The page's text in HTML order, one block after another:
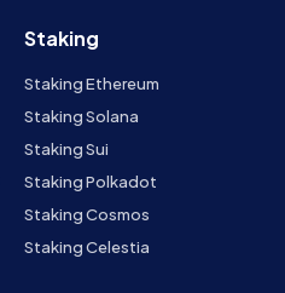
Staking
Staking Ethereum
Staking Solana
Staking Sui
Staking Polkadot
Staking Cosmos
Staking Celestia